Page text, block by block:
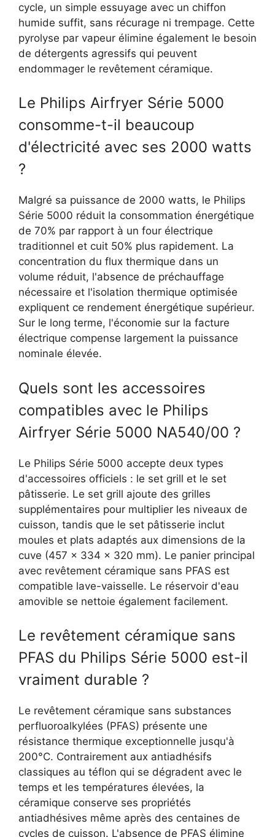
cycle, un simple essuyage avec un chiffon
humide suffit, sans récurage ni trempage. Cette
pyrolyse par vapeur élimine également le besoin
de détergents agressifs qui peuvent
endommager le revêtement céramique.
Le Philips Airfryer Série 5000
consomme-t-il beaucoup
d'électricité avec ses 2000 watts
?
Malgré sa puissance de 2000 watts, le Philips
Série 5000 réduit la consommation énergétique
de 70% par rapport à un four électrique
traditionnel et cuit 50% plus rapidement. La
concentration du flux thermique dans un
volume réduit, l'absence de préchauffage
nécessaire et l'isolation thermique optimisée
expliquent ce rendement énergétique supérieur.
Sur le long terme, l'économie sur la facture
électrique compense largement la puissance
nominale élevée.
Quels sont les accessoires
compatibles avec le Philips
Airfryer Série 5000 NA540/00 ?
Le Philips Série 5000 accepte deux types
d'accessoires officiels : le set grill et le set
pâtisserie. Le set grill ajoute des grilles
supplémentaires pour multiplier les niveaux de
cuisson, tandis que le set pâtisserie inclut
moules et plats adaptés aux dimensions de la
cuve (457 × 334 × 320 mm). Le panier principal
avec revêtement céramique sans PFAS est
compatible lave-vaisselle. Le réservoir d'eau
amovible se nettoie également facilement.
Le revêtement céramique sans
PFAS du Philips Série 5000 est-il
vraiment durable ?
Le revêtement céramique sans substances
perfluoroalkylées (PFAS) présente une
résistance thermique exceptionnelle jusqu'à
200°C. Contrairement aux antiadhésifs
classiques au téflon qui se dégradent avec le
temps et les températures élevées, la
céramique conserve ses propriétés
antiadhésives même après des centaines de
cycles de cuisson. L'absence de PFAS élimine